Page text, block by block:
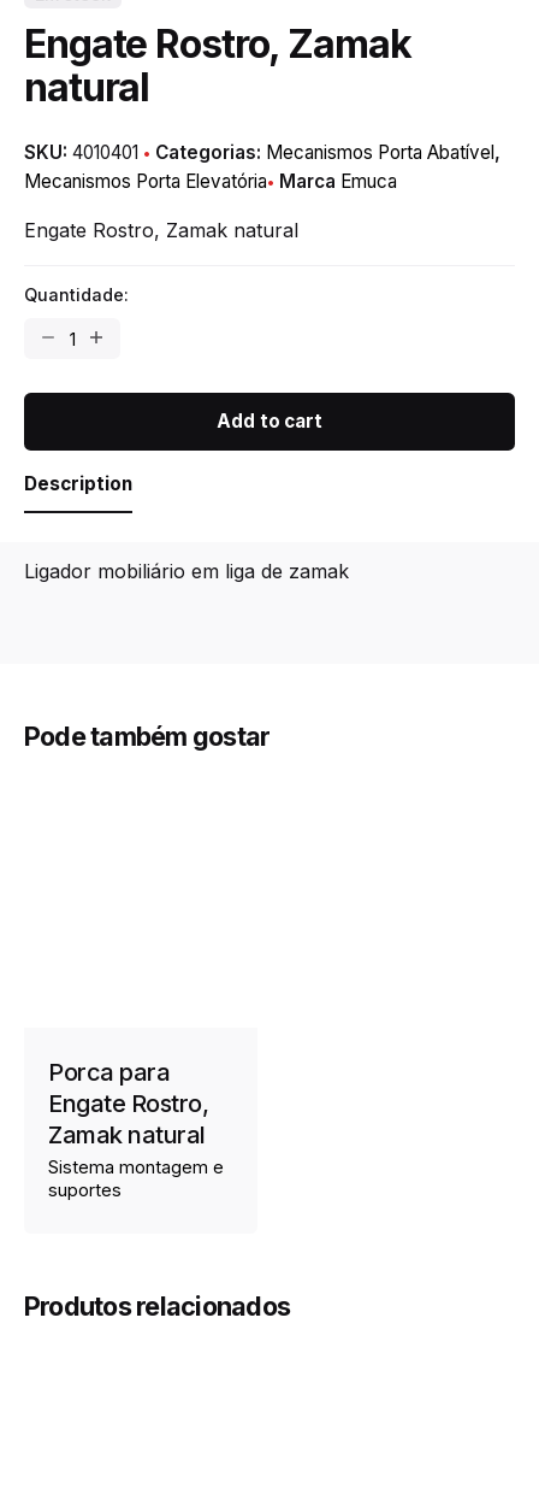
Engate Rostro, Zamak
natural
SKU: 4010401 Categorias: Mecanismos Porta Abatível ,
Mecanismos Porta Elevatória
Marca Emuca
Engate Rostro, Zamak natural
Quantidade:
Engate
quantity
Add to cart
Description
Ligador mobiliário em liga de zamak
Pode também gostar
Porca para
Engate Rostro,
Zamak natural
Sistema montagem e
suportes
Produtos relacionados